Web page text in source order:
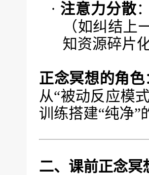
· 注意力分散
（如纠结上
知资源碎片
正念冥想的角色
从“被动反应模
训练搭建“纯净”
二、课前正念冥